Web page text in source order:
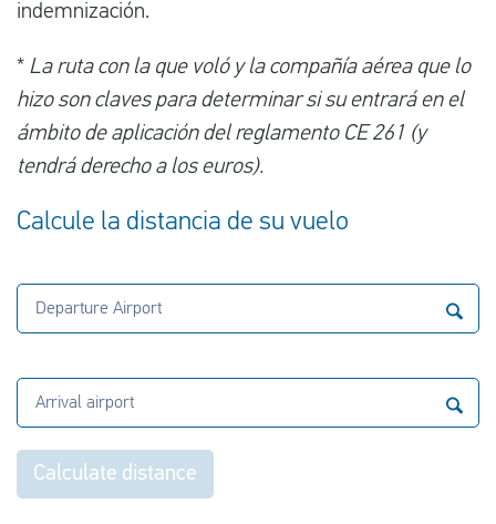
indemnización.
* La ruta con la que voló y la compañía aérea que lo
hizo son claves para determinar si su entrará en el
ámbito de aplicación del reglamento CE 261 (y
tendrá derecho a los euros).
Calcule la distancia de su vuelo
Departure Airport
Arrival airport
Calculate distance